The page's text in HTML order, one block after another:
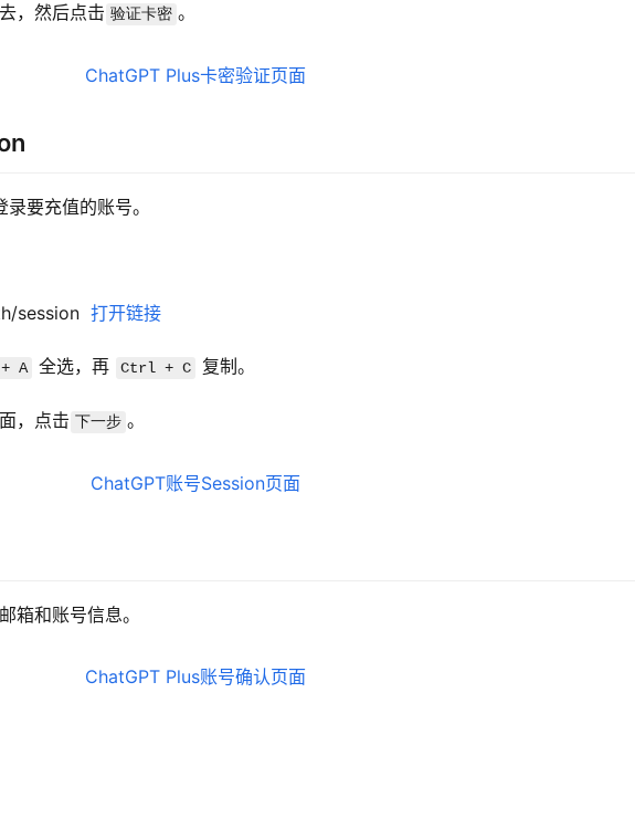
，然后点击 验证卡密 。
要充值的账号。
session 打开链接
A 全选，再 Ctrl + C 复制。
，点击 下一步 。
箱和账号信息。